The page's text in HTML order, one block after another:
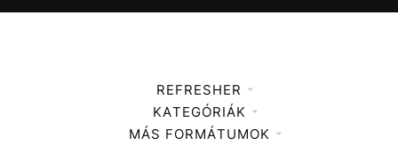
REFRESHER
Médiaajánlat
KATEGÓRIÁK
Zene
MÁS FORMÁTUMOK